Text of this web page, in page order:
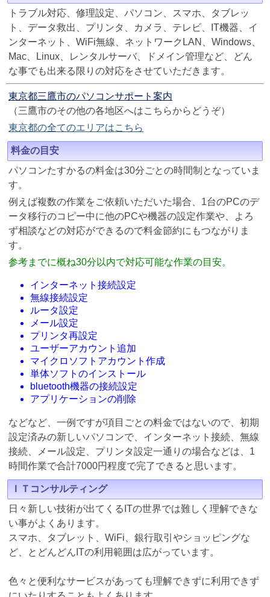
トラブル対応、修理設定、パソコン、スマホ、タブレッ
ト、データ救出、プリンタ、カメラ、テレビ、IT機器、イ
ンターネット、WiFi無線、ネットワークLAN、Windows、
Mac、Linux、レンタルサーバ、ドメイン管理など、どん
な事でも出来る限りの対応をさせていただきます。
東京都三鷹市のパソコンサポート案内
（三鷹市のその他の各地区へはこちらからどうぞ）
東京都の全てのエリアはこちら
料金の目安
パソコンたすかるの料金は30分ごとの時間制となっていま
す。
例えば複数の作業をご依頼いただいた場合、1台のPCのデ
ータ移行のコピー中に他のPCや機器の設定作業や、よろ
ず相談などの対応ができるので料金節約にもつながりま
す。
参考までに概ね30分以内で対応可能な作業の目安。
インターネット接続設定
無線接続設定
ルータ設定
メール設定
プリンタ再設定
ユーザーアカウント追加
マイクロソフトアカウント作成
単体ソフトのインストール
bluetooth機器の接続設定
アプリケーションの削除
などなど、一例ですが項目ごとの料金ではないので、初期
設定済みの新しいパソコンで、インターネット接続、無線
接続、メール設定、プリンタ設定一通りの場合などは、1
時間作業で合計7000円程度で完了できると思います。
ＩＴコンサルティング
日々新しい技術が出てくるITの世界では難しく理解できな
い事がよくあります。
スマホ、タブレット、WiFi、銀行取引やショッピングな
ど、とどんどんITの利用範囲は広がっています。
色々と便利なサービスがあっても理解できずに利用できず